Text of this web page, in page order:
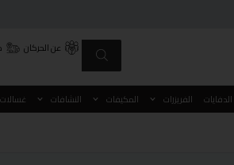
عن الحركان
الدفايات الفريزرات المكيفات النشافات